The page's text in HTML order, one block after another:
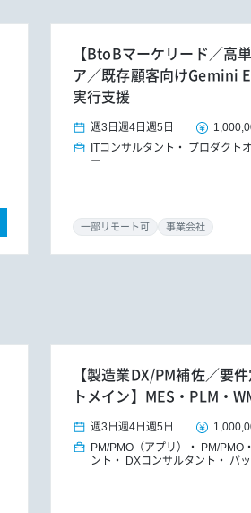
【BtoBマーケリード／高
ア／既存顧客向けGemini
実行支援
週3日 週4日 週5日
ITコンサルタント
プロダクト
ー
一部リモート可 事業会社
【製造業DX/PM補佐／要
トメイン】MES・PLM・
週3日 週4日 週5日
PM/PMO（アプリ）
PM/PMO
ント
DXコンサルタント パ